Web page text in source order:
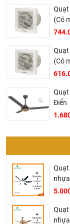
hiệu quả ngay
Nhỏ gọn và
màu sắc trẻ
giúp mang lại
Ở đâu mua
Panasonic
Hiện tại
mãihấp dẫn,
vào hotline để
Tại Khali
Cam kết 100%
Quạt
(Có
Quạt
(Có
Quạt
Điển
Quạt
Quạt